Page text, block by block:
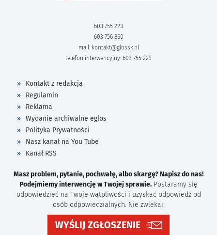
603 755 223
603 756 860
mail: kontakt@glossk.pl
telefon interwencyjny: 603 755 223
Kontakt z redakcją
Regulamin
Reklama
Wydanie archiwalne eglos
Polityka Prywatności
Nasz kanał na You Tube
Kanał RSS
Masz problem, pytanie, pochwałę, albo skargę? Napisz do nas!
Podejmiemy interwencję w Twojej sprawie. Postaramy się
odpowiedzieć na Twoje wątpliwości i uzyskać odpowiedź od
osób odpowiedzialnych. Nie zwlekaj!
WYŚLIJ ZGŁOSZENIE